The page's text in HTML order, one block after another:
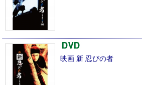
映画 新 忍びの者